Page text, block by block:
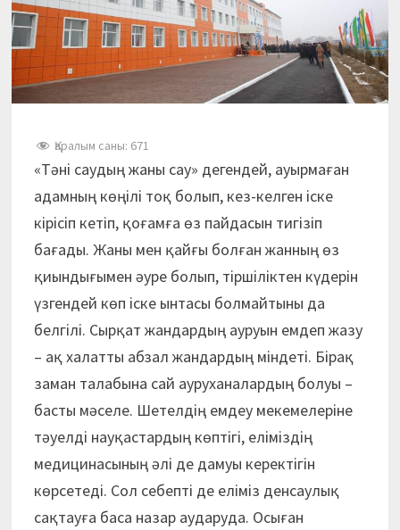
Қаралым саны: 671
«Тәні саудың жаны сау» дегендей, ауырмаған
адамның көңілі тоқ болып, кез-келген іске
кірісіп кетіп, қоғамға өз пайдасын тигізіп
бағады. Жаны мен қайғы болған жанның өз
қиындығымен әуре болып, тіршіліктен күдерін
үзгендей көп іске ынтасы болмайтыны да
белгілі. Сырқат жандардың ауруын емдеп жазу
– ақ халатты абзал жандардың міндеті. Бірақ
заман талабына сай ауруханалардың болуы –
басты мәселе. Шетелдің емдеу меке­мелеріне
тәуелді науқастардың көп­тігі, еліміздің
медицинасының әлі де дамуы керектігін
көрсетеді. Сол себепті де еліміз денсаулық
сақтауға баса назар ау­даруда. Осыған